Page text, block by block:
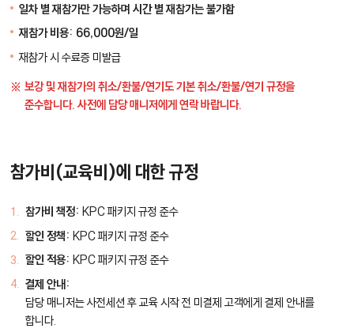
일차 별 재참가만 가능하며 시간 별 재참가는 불가함
재참가 비용: 66,000원/일
재참가 시 수료증 미발급
보강 및 재참가의 취소/환불/연기도 기본 취소/환불/연기 규정을
준수합니다. 사전에 담당 매니저에게 연락 바랍니다.
참가비(교육비)에 대한 규정
참가비 책정: KPC 패키지 규정 준수
할인 정책: KPC 패키지 규정 준수
할인 적용: KPC 패키지 규정 준수
결제 안내:
담당 매니저는 사전세션 후 교육 시작 전 미결제 고객에게 결제 안내를
합니다.